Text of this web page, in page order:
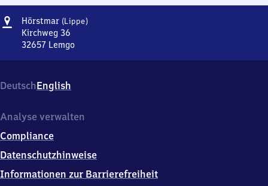
Adresse
Hörstmar (Lippe)Hörstmar
Kirchweg 36
32657 Lemgo
Kirchweg
36,
2
5
7
DeutschEnglish
Analyse verwalten
Compliance
Datenschutzhinweise
Informationen zur Barrierefreiheit